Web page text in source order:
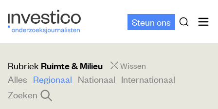
Steun ons
Rubriek Ruimte & Milieu Wissen
Alles Regionaal Nationaal Internationaal
Zoeken